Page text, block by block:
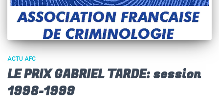
ACTU AFC
LE PRIX GABRIEL TARDE: session
1998-1999